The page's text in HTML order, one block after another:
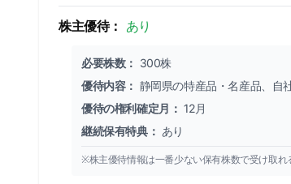
株主優待： あり
必要株数： 300株
優待内容： 静岡県の特産品・名産品、自
優待の権利確定月： 12月
継続保有特典： あり
※株主優待情報は一番少ない保有株数で受け取